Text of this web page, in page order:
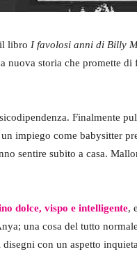
libro I favolosi anni di Billy
nuova storia che promette di
Finalmente
impiego come babysitter
sentire subito a casa.
dolce, vispo e intelligente,
una cosa del tutto
con un aspetto